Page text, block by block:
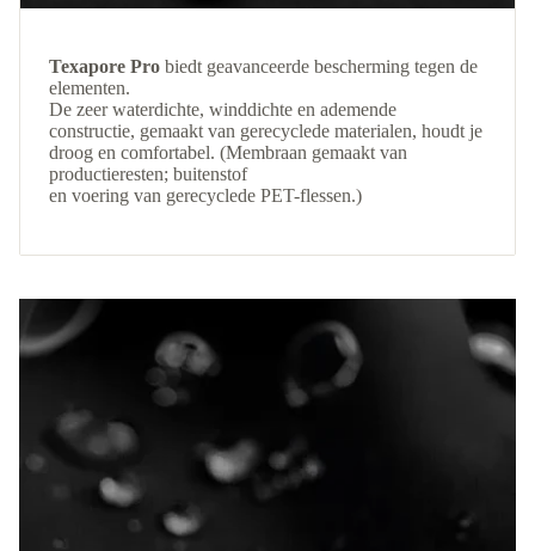
Texapore Pro biedt geavanceerde bescherming tegen de
elementen.
De zeer waterdichte, winddichte en ademende
constructie, gemaakt van gerecyclede materialen, houdt je
droog en comfortabel. (Membraan gemaakt van
productieresten; buitenstof
en voering van gerecyclede PET-flessen.)